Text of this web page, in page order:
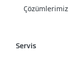
Çözümlerimiz
Servis